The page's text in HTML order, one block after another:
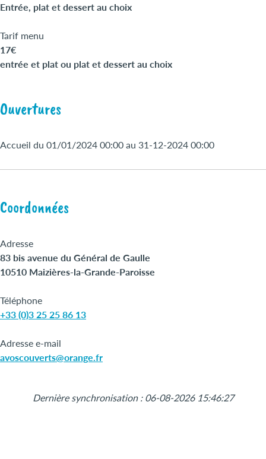
Entrée, plat et dessert au choix
Tarif menu
17€
entrée et plat ou plat et dessert au choix
Ouvertures
Accueil du 01/01/2024 00:00 au 31-12-2024 00:00
Coordonnées
Adresse
83 bis avenue du Général de Gaulle
10510 Maizières-la-Grande-Paroisse
Téléphone
+33 (0)3 25 25 86 13
Adresse e-mail
avoscouverts@orange.fr
Dernière synchronisation : 06-08-2026 15:46:27